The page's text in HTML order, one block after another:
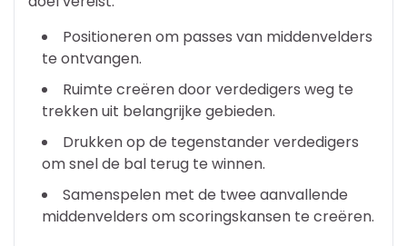
Positioneren om passes van middenvelders
te ontvangen.
Ruimte creëren door verdedigers weg te
trekken uit belangrijke gebieden.
Drukken op de tegenstander verdedigers
om snel de bal terug te winnen.
Samenspelen met de twee aanvallende
middenvelders om scoringskansen te creëren.